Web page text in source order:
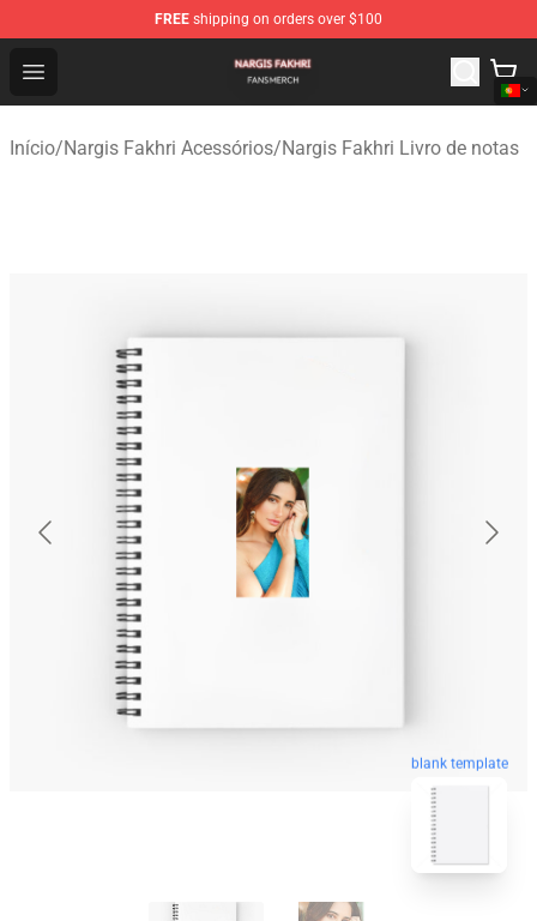
FREE shipping on orders over $100
Open menu
Nargis Fakhri Shop - Official Nargis Fakhri Merchandise
Início/Nargis Fakhri Acessórios/Nargis Fakhri Livro de notas
blank template